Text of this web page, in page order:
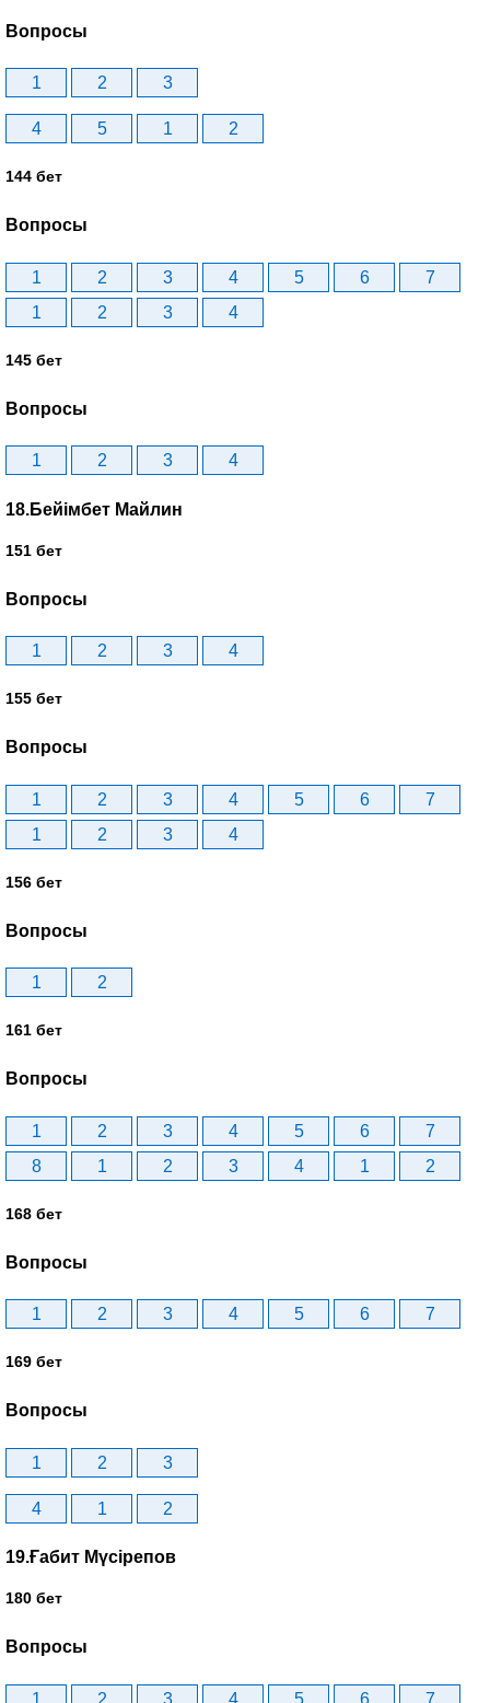
Вопросы
1 2 3
4 5 1 2
144 бет
Вопросы
1 2 3 4 5 6
7
1
2 3 4
145 бет
Вопросы
1 2 3 4
18.Бейімбет Майлин
151 бет
Вопросы
1 2 3 4
155 бет
Вопросы
1 2 3 4 5 6
7
1
2 3 4
156 бет
Вопросы
1 2
161 бет
Вопросы
1 2 3 4 5 6
7
8
1 2 3 4 1 2
168 бет
Вопросы
1 2 3 4 5 6 7
169 бет
Вопросы
1 2 3
4 1 2
19.Ғабит Мүсірепов
180 бет
Вопросы
1 2 3 4 5 6 7